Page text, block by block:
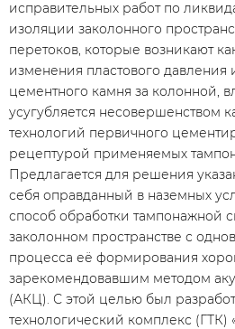
исправительных работ по
изоляции заколонного
перетоков, которые возникают
изменения пластового
цементного камня за колонной,
усугубляется несовершенством
технологий первичного
рецептурой применяемых
Предлагается для решения
себя оправданный в наземных
способ обработки тампонажной
заколонном пространстве с
процесса её формирования
зарекомендовавшим методом
(АКЦ). С этой целью был
технологический комплекс (ГТК)